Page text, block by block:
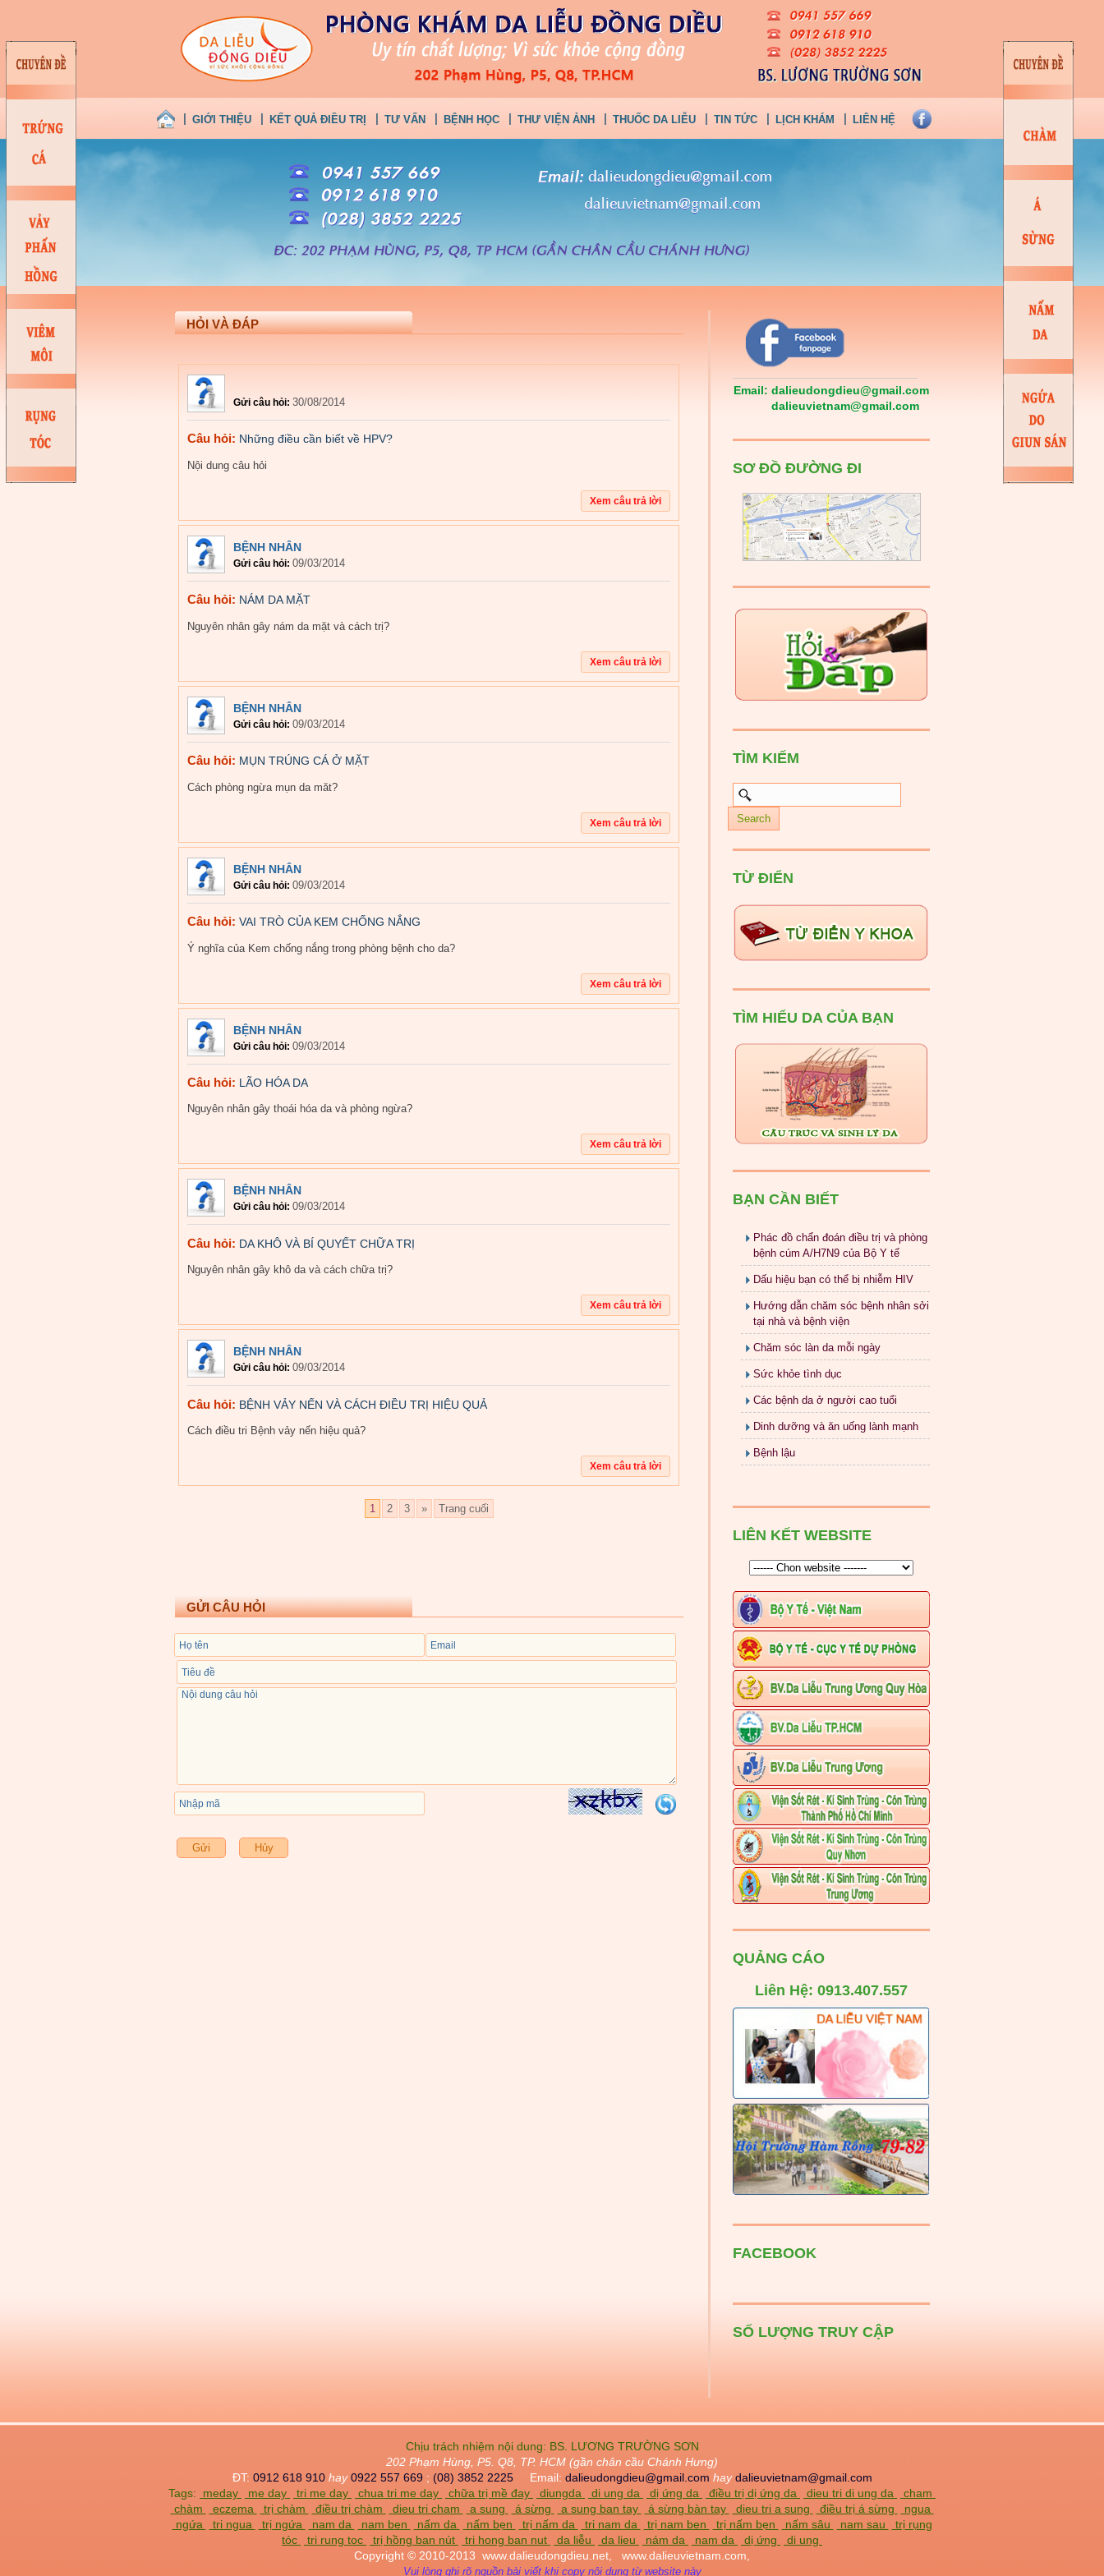
GIỚI THIỆU KẾT QUẢ ĐIỀU TRỊ TƯ VẤN BỆNH HỌC THƯ VIỆN ẢNH THUỐC DA LIỄU TIN TỨC LỊCH KHÁM LIÊN HỆ
HỎI VÀ ĐÁP
Gửi câu hỏi: 30/08/2014
Câu hỏi: Những điều cần biết về HPV?
Nội dung câu hỏi
BỆNH NHÂN
Gửi câu hỏi: 09/03/2014
Câu hỏi: NÁM DA MẶT
Nguyên nhân gây nám da mặt và cách trị?
BỆNH NHÂN
Gửi câu hỏi: 09/03/2014
Câu hỏi: MỤN TRÚNG CÁ Ở MẶT
Cách phòng ngừa mụn da măt?
BỆNH NHÂN
Gửi câu hỏi: 09/03/2014
Câu hỏi: VAI TRÒ CỦA KEM CHỐNG NẮNG
Ý nghĩa của Kem chống nắng trong phòng bệnh cho da?
BỆNH NHÂN
Gửi câu hỏi: 09/03/2014
Câu hỏi: LÃO HÓA DA
Nguyên nhân gây thoái hóa da và phòng ngừa?
BỆNH NHÂN
Gửi câu hỏi: 09/03/2014
Câu hỏi: DA KHÔ VÀ BÍ QUYẾT CHỮA TRỊ
Nguyên nhân gây khô da và cách chữa trị?
BỆNH NHÂN
Gửi câu hỏi: 09/03/2014
Câu hỏi: BỆNH VẢY NẾN VÀ CÁCH ĐIỀU TRỊ HIỆU QUẢ
Cách điều tri Bệnh vảy nến hiệu quả?
1 2 3 » Trang cuối
GỬI CÂU HỎI
Email: dalieudongdieu@gmail.com
dalieuvietnam@gmail.com
SƠ ĐỒ ĐƯỜNG ĐI
TÌM KIẾM
TỪ ĐIỂN
TÌM HIỂU DA CỦA BẠN
BẠN CẦN BIẾT
Phác đồ chẩn đoán điều trị và phòng
bệnh cúm A/H7N9 của Bộ Y tế
Dấu hiệu bạn có thể bị nhiễm HIV
Hướng dẫn chăm sóc bệnh nhân sởi
tại nhà và bệnh viện
Chăm sóc làn da mỗi ngày
Sức khỏe tình dục
Các bệnh da ở người cao tuổi
Dinh dưỡng và ăn uống lành mạnh
Bệnh lậu
LIÊN KẾT WEBSITE
QUẢNG CÁO
Liên Hệ: 0913.407.557
FACEBOOK
SỐ LƯỢNG TRUY CẬP
Chịu trách nhiệm nội dung: BS. LƯƠNG TRƯỜNG SƠN
202 Phạm Hùng, P5. Q8, TP. HCM (gần chân cầu Chánh Hưng)
ĐT: 0912 618 910 hay 0922 557 669; (08) 3852 2225Email: dalieudongdieu@gmail.com haydalieuvietnam@gmail.com
Tags:
meday me day tri me day chua tri me day chữa trị mề đay diungda di ung da dị ứng da điều trị dị ứng da dieu tri di ung da
cham
chàm
eczema trị chàm điều trị chàm dieu tri cham a sung á sừng a sung ban tay á sừng bàn tay dieu tri a sung điều trị á sừng
ngua
ngứa
tri ngua trị ngứa nam da nam ben nấm da nấm bẹn trị nấm da tri nam da trị nam ben trị nấm bẹn nấm sâu nam sau
trị rụng
tóc
tri rung toc trị hồng ban nút tri hong ban nut da liễu da lieu nám da nam da dị ứng
di ung
Copyright © 2010-2013 www.dalieudongdieu.net, www.dalieuvietnam.com,
Vui lòng ghi rõ nguồn bài viết khi copy nội dung từ website này